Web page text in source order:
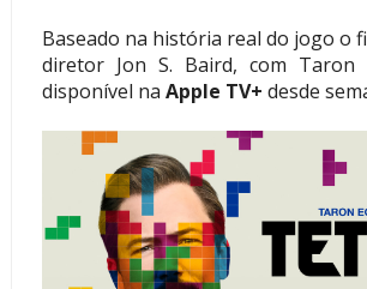
Baseado na história real do jogo o
diretor Jon S. Baird, com Taron
disponível na Apple TV+ desde